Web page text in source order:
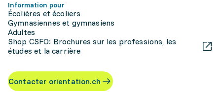
Information pour
Écolières et écoliers
Gymnasiennes et gymnasiens
Adultes
Shop CSFO: Brochures sur les professions, les
études et la carrière
Contacter orientation.ch